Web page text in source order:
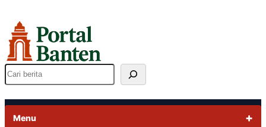
ke
konten
Cari
Menu